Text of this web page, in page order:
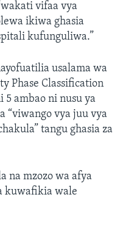
vifaa vya
ikiwa ghasia
kufunguliwa.”
usalama wa
Phase Classification
ambao ni nusu ya
“viwango vya juu vya
tangu ghasia za
na mzozo wa afya
kuwafikia wale